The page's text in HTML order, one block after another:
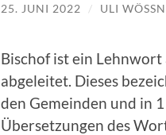
25. JUNI 2022 / ULI
Bischof ist ein Lehnwort
abgeleitet. Dieses
den Gemeinden und in
Übersetzungen des